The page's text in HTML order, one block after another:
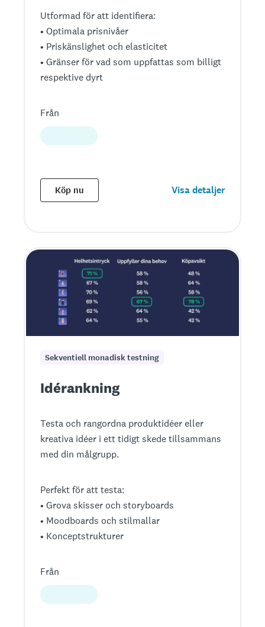
Utformad för att identifiera:
• Optimala prisnivåer
• Priskänslighet och elasticitet
• Gränser för vad som uppfattas som billigt
respektive dyrt
Från
Köp nu Visa detaljer
Sekventiell monadisk testning
Idérankning
Testa och rangordna produktidéer eller
kreativa idéer i ett tidigt skede tillsammans
med din målgrupp.
Perfekt för att testa:
• Grova skisser och storyboards
• Moodboards och stilmallar
• Konceptstrukturer
Från